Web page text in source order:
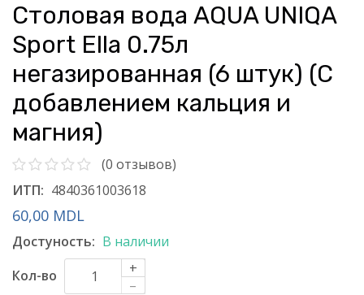
Столовая вода AQUA UNIQA
Sport Ella 0.75л
негазированная (6 штук) (С
добавлением кальция и
магния)
(0 отзывов)
ИТП: 4840361003618
60,00 MDL
Достуность: В наличии
Кол-во
+
–